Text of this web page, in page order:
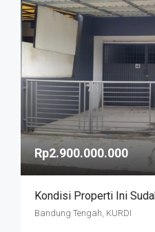
Rp2.900.000.000
Bandung Tengah, KURDI